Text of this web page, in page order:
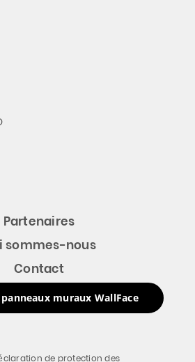
Partenaires
sommes-nous
Contact
muraux WallFace
de protection des